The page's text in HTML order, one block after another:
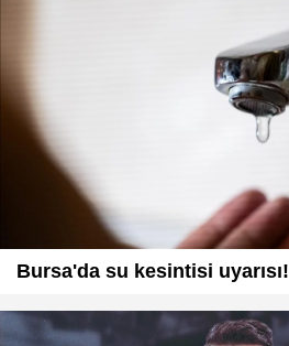
Bursa'da su kesintisi uyarısı!